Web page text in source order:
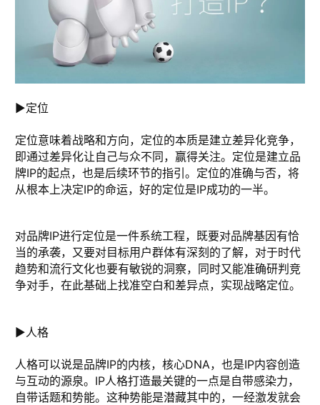
►定位
定位意味着战略和方向，定位的本质是建立差异化竞争，
即通过差异化让自己与众不同，赢得关注。定位是建立品
牌IP的起点，也是后续环节的指引。定位的准确与否，将
从根本上决定IP的命运，好的定位是IP成功的一半。
对品牌IP进行定位是一件系统工程，既要对品牌基因有恰
当的承袭，又要对目标用户群体有深刻的了解，对于时代
趋势和流行文化也要有敏锐的洞察，同时又能准确研判竞
争对手，在此基础上找准空白和差异点，实现战略定位。
►人格
人格可以说是品牌IP的内核，核心DNA，也是IP内容创造
与互动的源泉。IP人格打造最关键的一点是自带感染力，
自带话题和势能。这种势能是潜藏其中的，一经激发就会